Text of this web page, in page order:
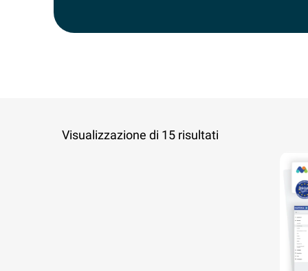
Visualizzazione di 15 risultati